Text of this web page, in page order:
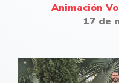
Animación
17 de